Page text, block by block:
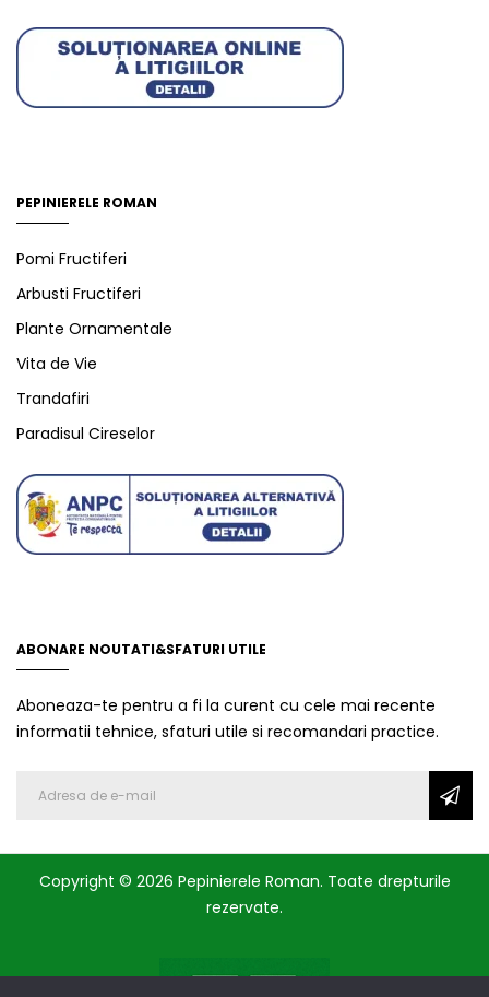
PEPINIERELE ROMAN
Pomi Fructiferi
Arbusti Fructiferi
Plante Ornamentale
Vita de Vie
Trandafiri
Paradisul Cireselor
ABONARE NOUTATI&SFATURI UTILE
Aboneaza-te pentru a fi la curent cu cele mai recente
informatii tehnice, sfaturi utile si recomandari practice.
Copyright © 2026 Pepinierele Roman. Toate drepturile
rezervate.